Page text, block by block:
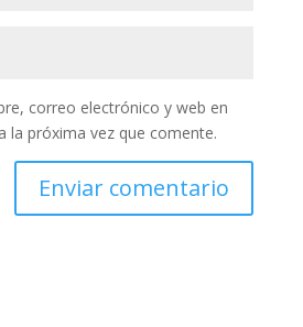
correo electrónico y web en
la próxima vez que comente.